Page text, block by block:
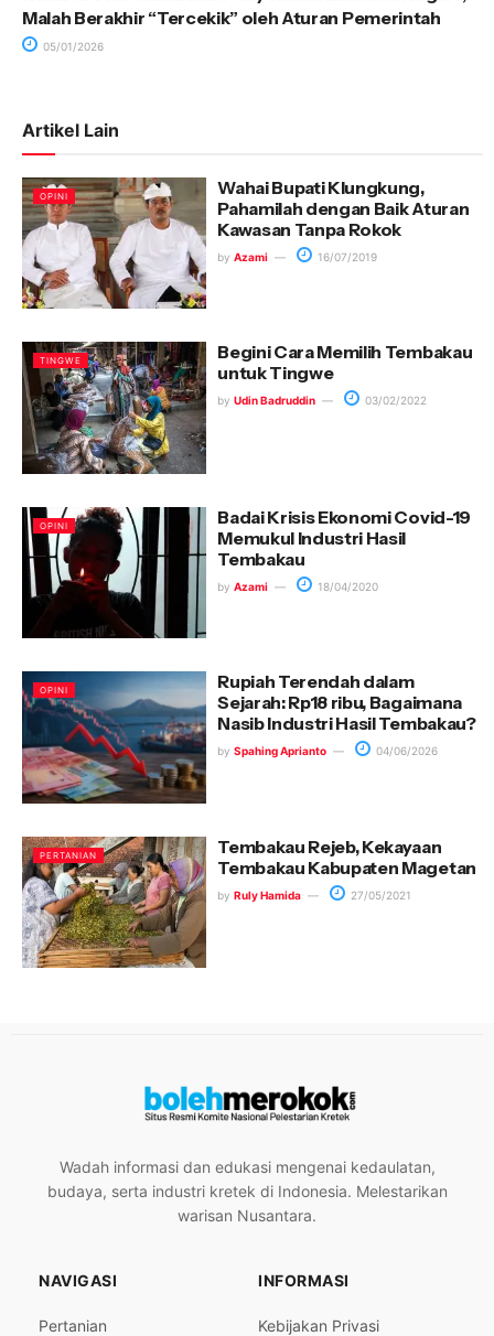
Malah Berakhir “Tercekik” oleh Aturan Pemerintah
05/01/2026
Artikel Lain
OPINI
Wahai Bupati Klungkung,
Pahamilah dengan Baik Aturan
Kawasan Tanpa Rokok
by Azami 16/07/2019
TINGWE
Begini Cara Memilih Tembakau
untuk Tingwe
by Udin Badruddin 03/02/2022
OPINI
Badai Krisis Ekonomi Covid-19
Memukul Industri Hasil
Tembakau
by Azami 18/04/2020
OPINI
Rupiah Terendah dalam
Sejarah: Rp18 ribu, Bagaimana
Nasib Industri Hasil Tembakau?
by Spahing Aprianto 04/06/2026
PERTANIAN
Tembakau Rejeb, Kekayaan
Tembakau Kabupaten Magetan
by Ruly Hamida 27/05/2021
Wadah informasi dan edukasi mengenai kedaulatan,
budaya, serta industri kretek di Indonesia. Melestarikan
warisan Nusantara.
NAVIGASI
Pertanian
INFORMASI
Kebijakan Privasi